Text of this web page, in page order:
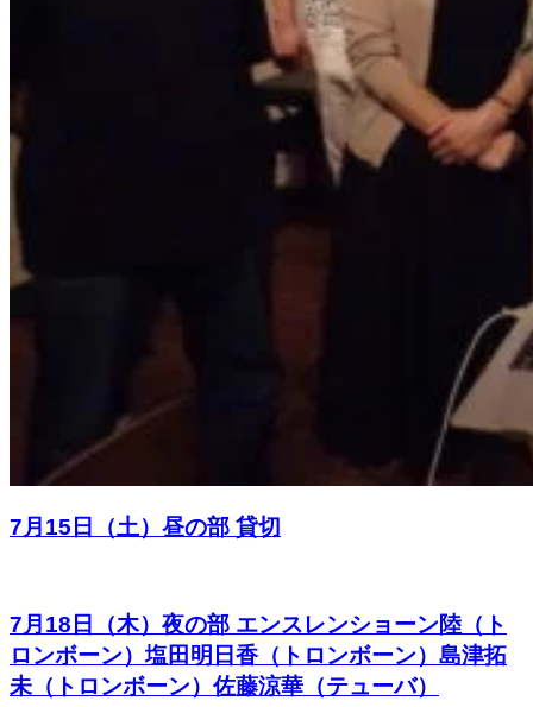
7月15日（土）昼の部 貸切
7月18日（木）夜の部 エンスレンショーン陸（ト
ロンボーン）塩田明日香（トロンボーン）島津拓
未（トロンボーン）佐藤涼華（テューバ）